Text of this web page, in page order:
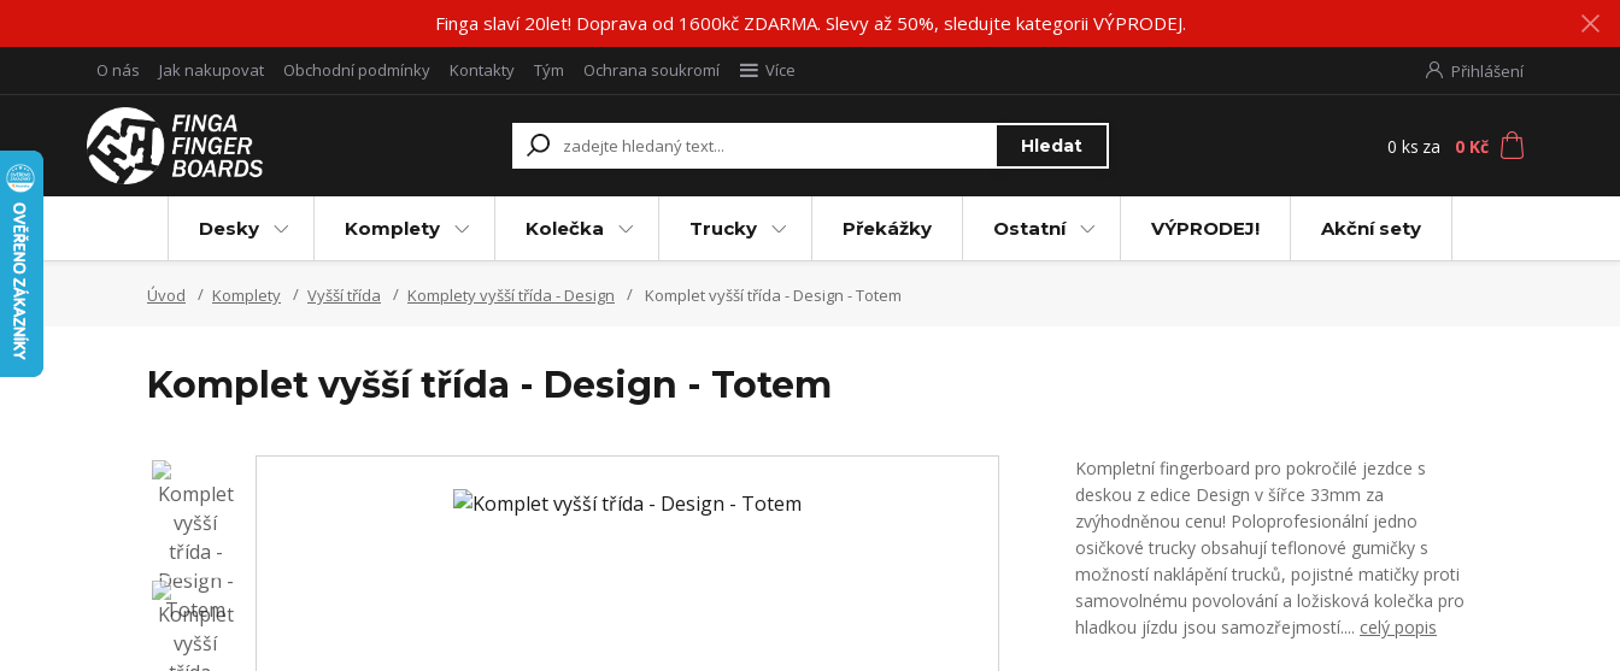
Finga slaví 20let! Doprava od 1600kč ZDARMA. Slevy až 50%, sledujte kategorii VÝPRODEJ.
O nás Jak nakupovat Obchodní podmínky Kontakty Tým Ochrana soukromí Více Přihlášení
Hledat 0 ks za 0 Kč
Desky Komplety Kolečka Trucky Překážky Ostatní VÝPRODEJ! Akční sety
Úvod Komplety Vyšší třída Komplety vyšší třída - Design Komplet vyšší třída - Design - Totem
Komplet vyšší třída - Design - Totem
Kompletní fingerboard pro pokročilé jezdce s
deskou z edice Design v šířce 33mm za
zvýhodněnou cenu! Poloprofesionální jedno
osičkové trucky obsahují teflonové gumičky s
možností naklápění trucků, pojistné matičky proti
samovolnému povolování a ložisková kolečka pro
hladkou jízdu jsou samozřejmostí.... celý popis